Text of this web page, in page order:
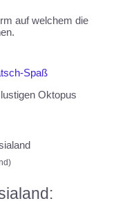
auf welchem die
Spaß
Oktopus